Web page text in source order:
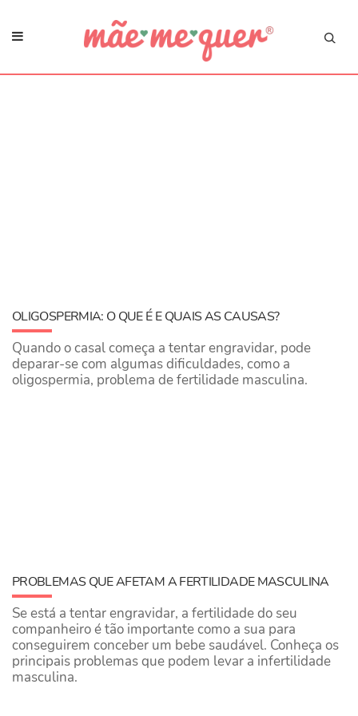
OLIGOSPERMIA: O QUE É E QUAIS AS CAUSAS?
Quando o casal começa a tentar engravidar, pode
deparar-se com algumas dificuldades, como a
oligospermia, problema de fertilidade masculina.
PROBLEMAS QUE AFETAM A FERTILIDADE MASCULINA
Se está a tentar engravidar, a fertilidade do seu
companheiro é tão importante como a sua para
conseguirem conceber um bebe saudável. Conheça os
principais problemas que podem levar a infertilidade
masculina.